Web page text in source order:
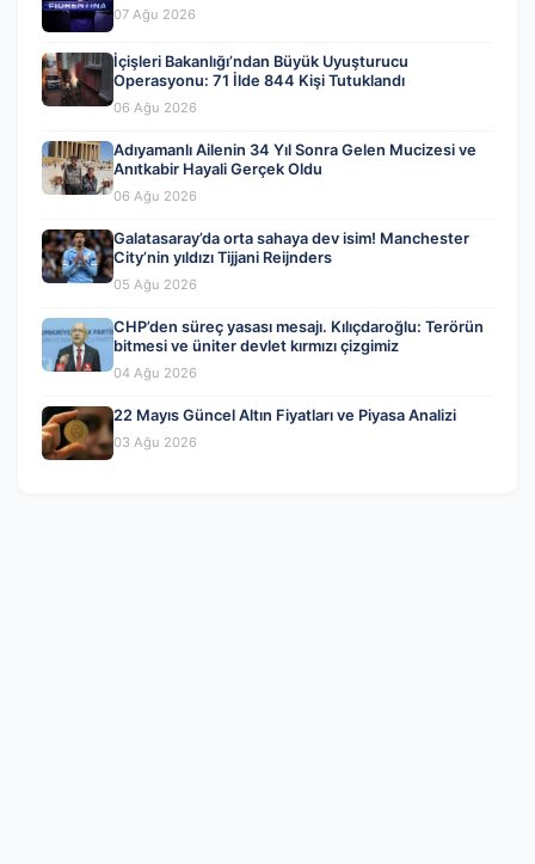
07 Ağu 2026
İçişleri Bakanlığı’ndan Büyük Uyuşturucu
Operasyonu: 71 İlde 844 Kişi Tutuklandı
06 Ağu 2026
Adıyamanlı Ailenin 34 Yıl Sonra Gelen Mucizesi ve
Anıtkabir Hayali Gerçek Oldu
06 Ağu 2026
Galatasaray’da orta sahaya dev isim! Manchester
City’nin yıldızı Tijjani Reijnders
05 Ağu 2026
CHP’den süreç yasası mesajı. Kılıçdaroğlu: Terörün
bitmesi ve üniter devlet kırmızı çizgimiz
04 Ağu 2026
22 Mayıs Güncel Altın Fiyatları ve Piyasa Analizi
03 Ağu 2026